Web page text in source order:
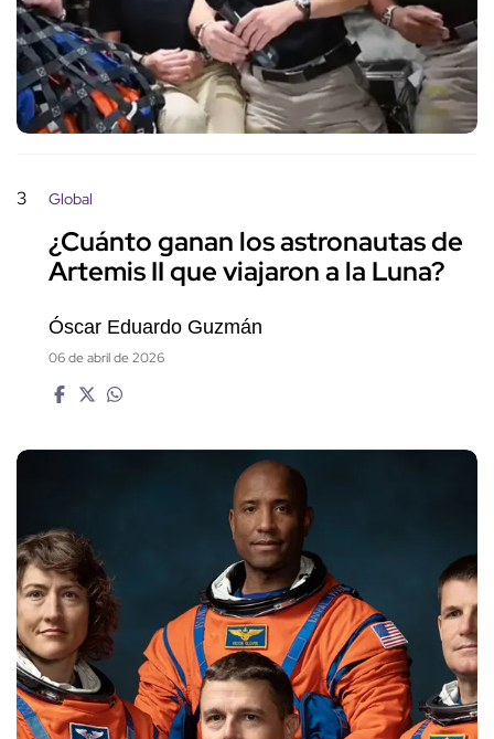
3 Global
¿Cuánto ganan los astronautas de
Artemis II que viajaron a la Luna?
Óscar Eduardo Guzmán
06 de abril de 2026